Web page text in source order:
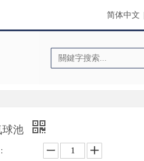
简体中文
球池